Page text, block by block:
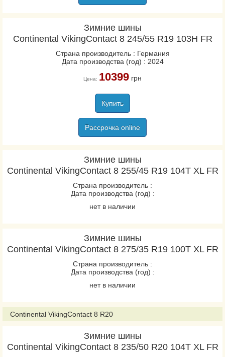
Зимние шины
Continental VikingContact 8 245/55 R19 103H FR
Страна производитель : Германия
Дата производства (год) : 2024
Цена: 10399грн
Купить
Рассрочка online
Зимние шины
Continental VikingContact 8 255/45 R19 104T XL FR
Страна производитель :
Дата производства (год) :
нет в наличии
Зимние шины
Continental VikingContact 8 275/35 R19 100T XL FR
Страна производитель :
Дата производства (год) :
нет в наличии
Continental VikingContact 8 R20
Зимние шины
Continental VikingContact 8 235/50 R20 104T XL FR